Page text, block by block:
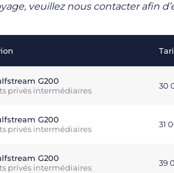
veuillez nous contacter afin
G200
privés intermédiaires
30
G200
privés intermédiaires
31
G200
privés intermédiaires
39